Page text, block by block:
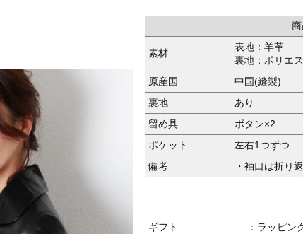
素材
表地：羊革
裏地：ポリエ
原産国
中国(縫製)
裏地
あり
留め具
ボタン×2
ポケット
左右1つずつ
備考
・袖口は折り
ギフト
：ラッピン